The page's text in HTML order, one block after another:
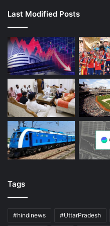
Last Modified Posts
Tags
#hindinews #UttarPradesh